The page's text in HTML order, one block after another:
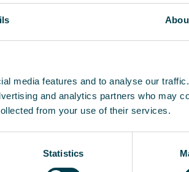
media features and to analyse our
and analytics partners who may
from your use of their services.
Statistics
Förbränningspartiklar och
till lungorna, där de sprids till
per år
mot människors hälsa.